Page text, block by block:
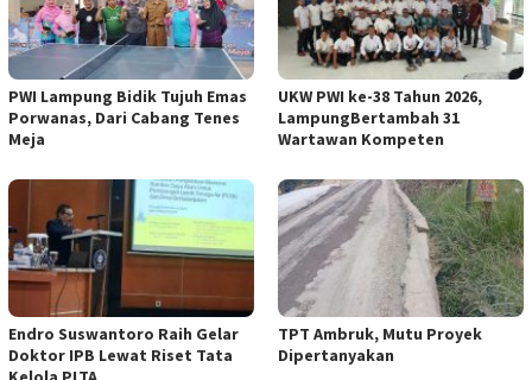
PWI Lampung Bidik Tujuh Emas
Porwanas, Dari Cabang Tenes
Meja
UKW PWI ke-38 Tahun 2026,
LampungBertambah 31
Wartawan Kompeten
Endro Suswantoro Raih Gelar
Doktor IPB Lewat Riset Tata
TPT Ambruk, Mutu Proyek
Dipertanyakan